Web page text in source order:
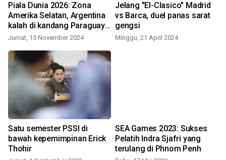
Piala Dunia 2026: Zona
Amerika Selatan, Argentina
kalah di kandang Paraguay
1-2
Jumat, 15 November 2024
Jelang "El-Clasico" Madrid
vs Barca, duel panas sarat
gengsi
Minggu, 21 April 2024
Satu semester PSSI di
bawah kepemimpinan Erick
Thohir
SEA Games 2023: Sukses
Pelatih Indra Sjafri yang
terulang di Phnom Penh